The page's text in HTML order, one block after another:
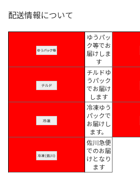
配送情報について
ゆうパッ
ク等でお
届けしま
す
チルドゆ
うパック
でお届け
します
冷凍ゆう
パックで
お届けし
ます。
佐川急便
でのお届
けとなり
ます